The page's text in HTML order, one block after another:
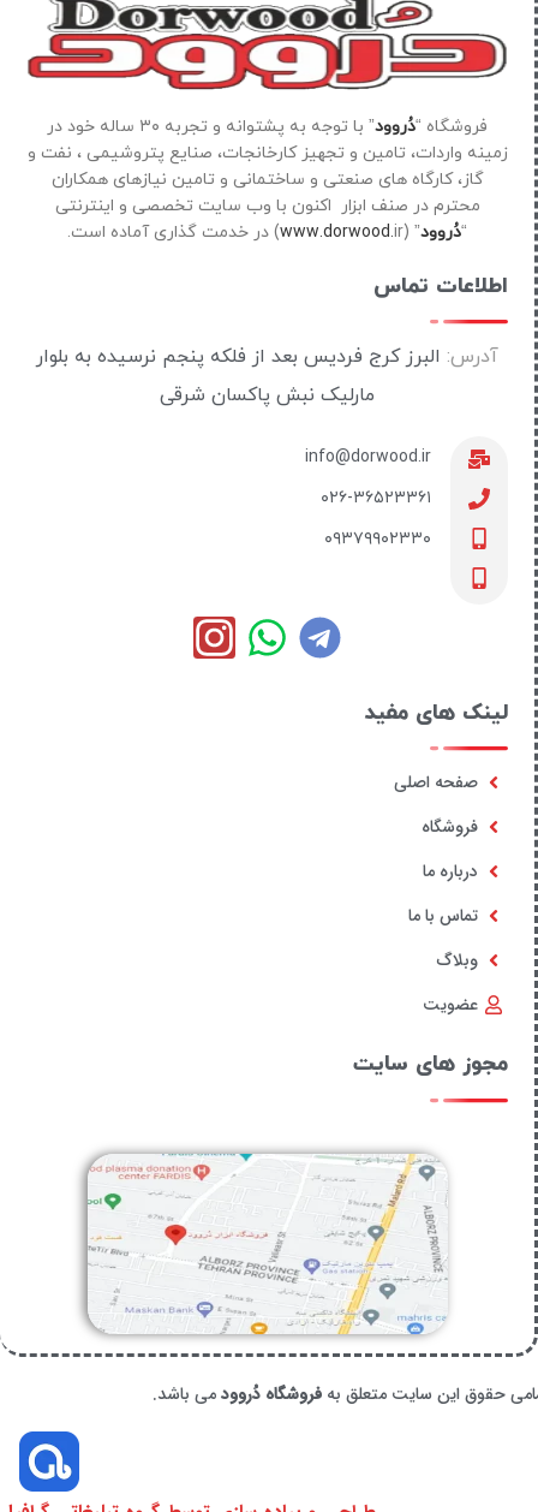
فروشگاه “دُروود
” با توجه به پشتوانه و تجربه ۳۰ ساله خود در
زمینه واردات، تامین و تجهیز کارخانجات، صنایع پتروشیمی ، نفت و
گاز، کارگاه های صنعتی و ساختمانی و تامین نیازهای همکاران
محترم در صنف ابزار اکنون با وب سایت تخصصی و اینترنتی
“دُروود” (
www.dorwood.ir) در خدمت گذاری آماده است.
اطلاعات تماس
آدرس: البرز کرج فردیس بعد از فلکه پنجم نرسیده به بلوار
مارلیک نبش پاکسان شرقی
info@dorwood.ir
۰۲۶-۳۶۵۲۳۳۶۱
۰۹۳۷۹۹۰۲۳۳۰
لینک های مفید
صفحه اصلی
فروشگاه
درباره ما
تماس با ما
وبلاگ
عضویت
مجوز های سایت
حقوق این سایت متعلق به فروشگاه دُروودمی باشد.